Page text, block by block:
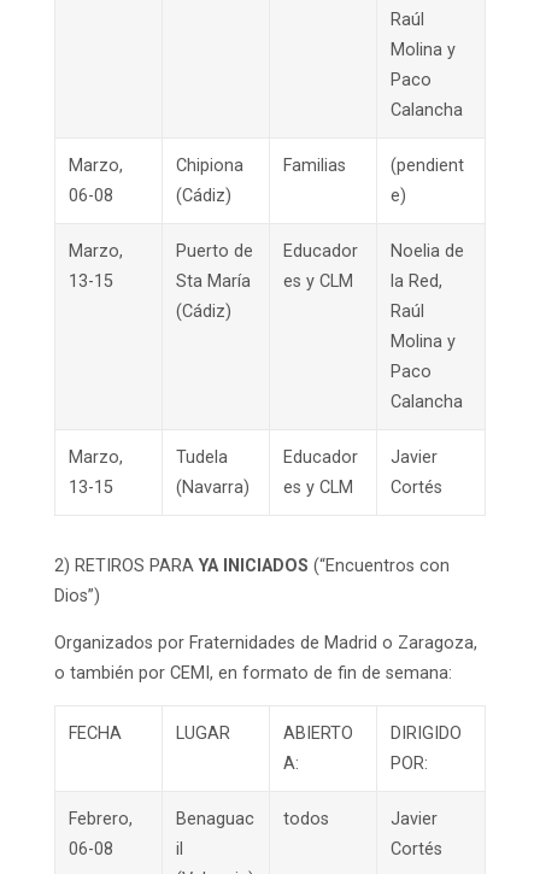
Raúl
Molina y
Paco
Calancha
Marzo,
06-08
Chipiona
(Cádiz)
Familias
(pendient
e)
Marzo,
13-15
Puerto de
Sta María
(Cádiz)
Educador
es y CLM
Noelia de
la Red,
Raúl
Molina y
Paco
Calancha
Marzo,
13-15
Tudela
(Navarra)
Educador
es y CLM
Javier
Cortés
2) RETIROS PARAYA INICIADOS (“Encuentros con
Dios”)
Organizados por Fraternidades de Madrid o Zaragoza,
o también por CEMI, en formato de fin de semana:
FECHA LUGAR
ABIERTO
A:
DIRIGIDO
POR:
Febrero,
06-08
Benaguac
il
todos
Javier
Cortés